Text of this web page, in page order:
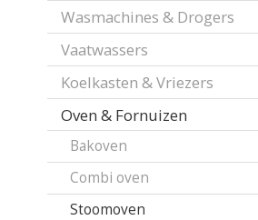
Wasmachines & Drogers
Vaatwassers
Koelkasten & Vriezers
Oven & Fornuizen
Bakoven
Combi oven
Stoomoven